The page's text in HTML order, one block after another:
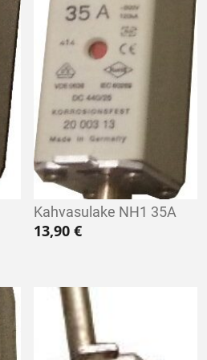
Kahvasulake NH1 35A
13,90€